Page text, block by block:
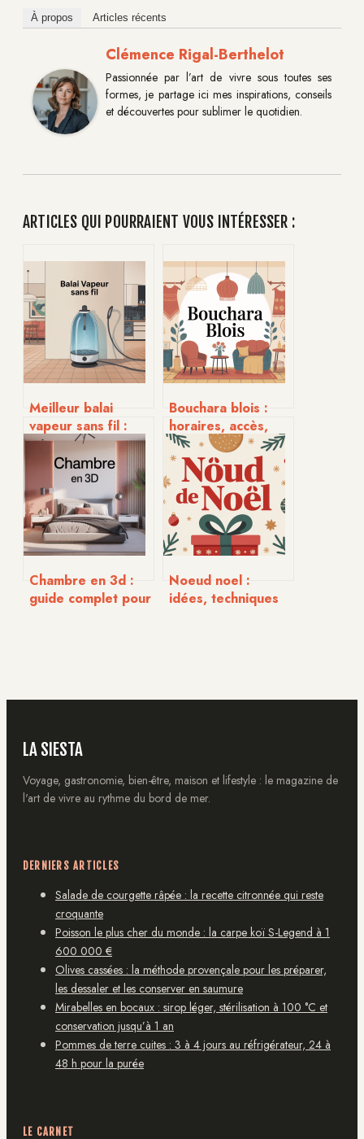
À propos Articles récents
Clémence Rigal-Berthelot
Passionnée par l’art de vivre sous toutes ses
formes, je partage ici mes inspirations, conseils
et découvertes pour sublimer le quotidien.
ARTICLES QUI POURRAIENT VOUS INTÉRESSER :
Meilleur balai
vapeur sans fil :
comparatif et
conseils pour bien
Bouchara blois :
horaires, accès,
services et bonnes
affaires
Chambre en 3d :
guide complet pour
Noeud noel :
idées, techniques
LA SIESTA
Voyage, gastronomie, bien-être, maison et lifestyle : le magazine de
l'art de vivre au rythme du bord de mer.
DERNIERS ARTICLES
Salade de courgette râpée : la recette citronnée qui reste
croquante
Poisson le plus cher du monde : la carpe koï S-Legend à 1
600 000 €
Olives cassées : la méthode provençale pour les préparer,
les dessaler et les conserver en saumure
Mirabelles en bocaux : sirop léger, stérilisation à 100 °C et
conservation jusqu’à 1 an
Pommes de terre cuites : 3 à 4 jours au réfrigérateur, 24 à
48 h pour la purée
LE CARNET